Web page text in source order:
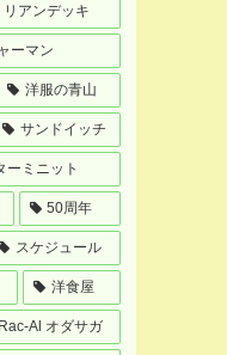
アンデッキ
ーマン
洋服の青山
サンドイッチ
ーミニット
50周年
スケジュール
洋食屋
Rac-Al オダサガ